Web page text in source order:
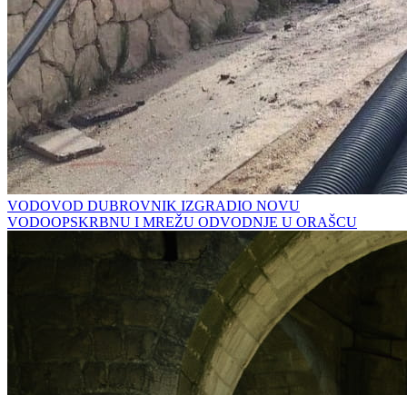
VODOVOD DUBROVNIK IZGRADIO NOVU
VODOOPSKRBNU I MREŽU ODVODNJE U ORAŠCU